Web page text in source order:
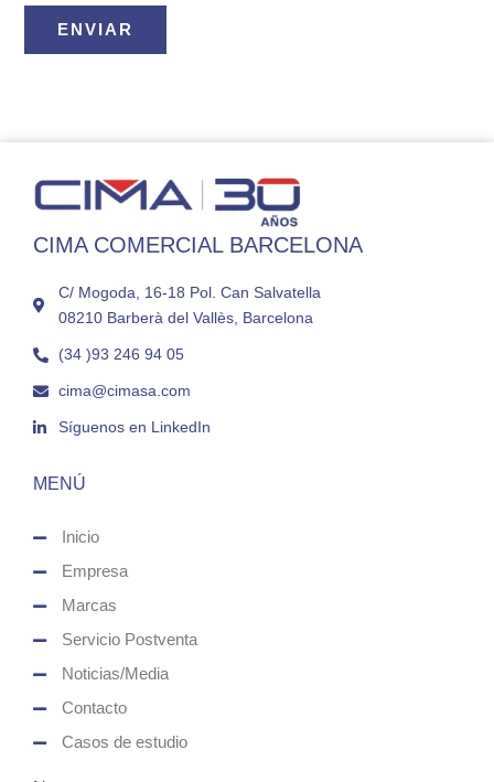
CIMA COMERCIAL BARCELONA
C/ Mogoda, 16-18 Pol. Can Salvatella
08210 Barberà del Vallès, Barcelona
(34 )93 246 94 05
cima@cimasa.com
Síguenos en LinkedIn
MENÚ
Inicio
Empresa
Marcas
Servicio Postventa
Noticias/Media
Contacto
Casos de estudio